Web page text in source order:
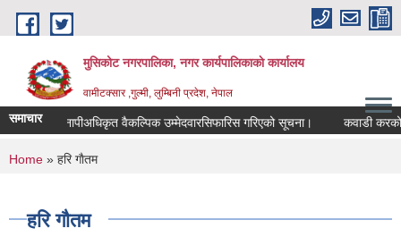
Skip to main content
मुसिकोट नगरपालिका, नगर कार्यपालिकाकाे कार्यालय
वामीटक्सार ,गुल्मी, लुम्बिनी प्रदेश, नेपाल
समाचारनापीअधिकृत वैकल्पिक उम्मेदवारसिफारिस गरिएको सूचना। कवाडी करको
You are here
Home » हरि गाैतम
हरि गाैतम